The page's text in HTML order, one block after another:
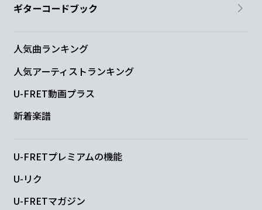
ギターコードブック
人気曲ランキング
人気アーティストランキング
U-FRET動画プラス
新着楽譜
U-FRETプレミアムの機能
U-リク
U-FRETマガジン